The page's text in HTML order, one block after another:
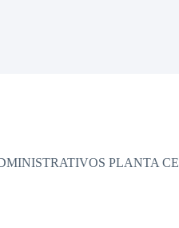
PLANTA